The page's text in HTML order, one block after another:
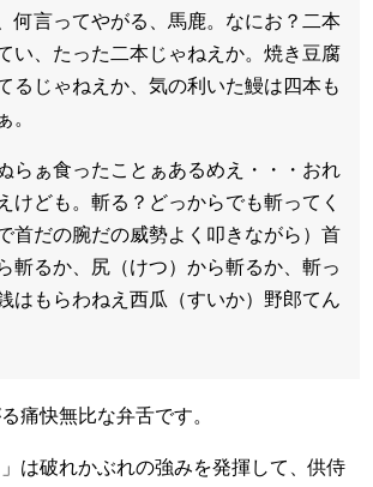
何言ってやがる、馬鹿。なにお？二本
い、たった二本じゃねえか。焼き豆腐
るじゃねえか、気の利いた鰻は四本も
。
らぁ食ったことぁあるめえ・・・おれ
けども。斬る？どっからでも斬ってく
首だの腕だの威勢よく叩きながら）首
斬るか、尻（けつ）から斬るか、斬っ
はもらわねえ西瓜（すいか）野郎てん
痛快無比な弁舌です。
」は破れかぶれの強みを発揮して、供侍